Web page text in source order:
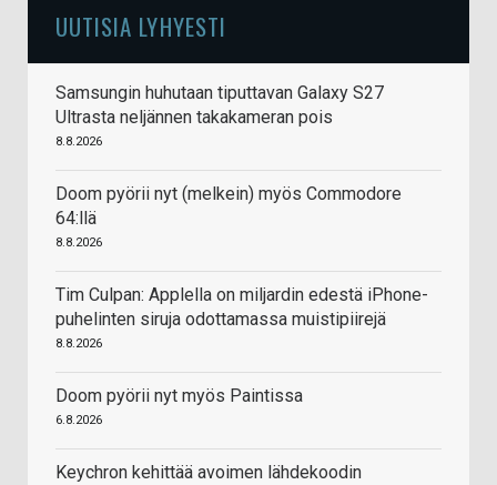
UUTISIA LYHYESTI
Samsungin huhutaan tiputtavan Galaxy S27
Ultrasta neljännen takakameran pois
8.8.2026
Doom pyörii nyt (melkein) myös Commodore
64:llä
8.8.2026
Tim Culpan: Applella on miljardin edestä iPhone-
puhelinten siruja odottamassa muistipiirejä
8.8.2026
Doom pyörii nyt myös Paintissa
6.8.2026
Keychron kehittää avoimen lähdekoodin